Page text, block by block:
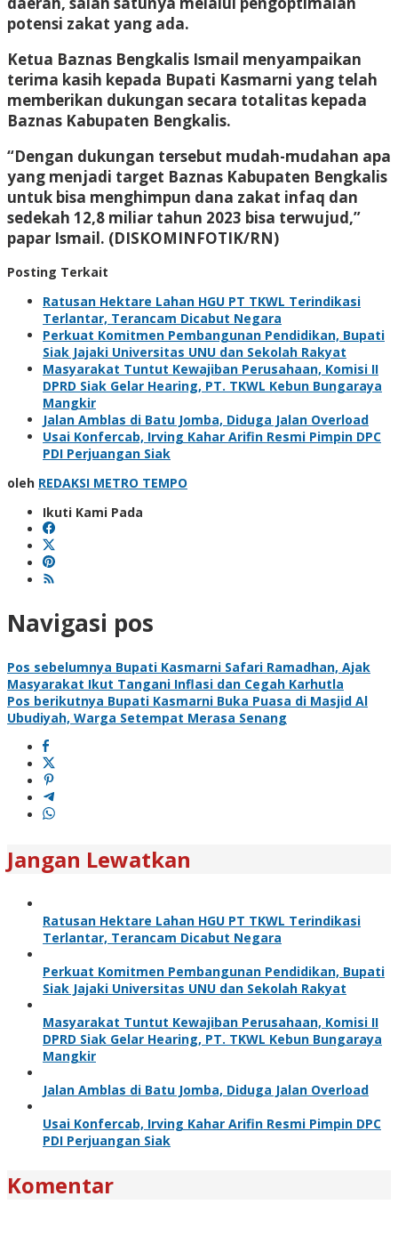
potensi zakat yang ada.
Ketua Baznas Bengkalis Ismail menyampaikan
terima kasih kepada Bupati Kasmarni yang telah
memberikan dukungan secara totalitas kepada
Baznas Kabupaten Bengkalis.
“Dengan dukungan tersebut mudah-mudahan apa
yang menjadi target Baznas Kabupaten Bengkalis
untuk bisa menghimpun dana zakat infaq dan
sedekah 12,8 miliar tahun 2023 bisa terwujud,”
papar Ismail. (DISKOMINFOTIK/RN)
Posting Terkait
Ratusan Hektare Lahan HGU PT TKWL Terindikasi
Terlantar, Terancam Dicabut Negara
Perkuat Komitmen Pembangunan Pendidikan, Bupati
Siak Jajaki Universitas UNU dan Sekolah Rakyat
Masyarakat Tuntut Kewajiban Perusahaan, Komisi II
DPRD Siak Gelar Hearing, PT. TKWL Kebun Bungaraya
Mangkir
Jalan Amblas di Batu Jomba, Diduga Jalan Overload
Usai Konfercab, Irving Kahar Arifin Resmi Pimpin DPC
PDI Perjuangan Siak
oleh REDAKSI METRO TEMPO
Ikuti Kami Pada
Navigasi pos
Pos sebelumnya Bupati Kasmarni Safari Ramadhan, Ajak
Masyarakat Ikut Tangani Inflasi dan Cegah Karhutla
Pos berikutnya Bupati Kasmarni Buka Puasa di Masjid Al
Ubudiyah, Warga Setempat Merasa Senang
Jangan Lewatkan
Ratusan Hektare Lahan HGU PT TKWL Terindikasi
Terlantar, Terancam Dicabut Negara
Perkuat Komitmen Pembangunan Pendidikan, Bupati
Siak Jajaki Universitas UNU dan Sekolah Rakyat
Masyarakat Tuntut Kewajiban Perusahaan, Komisi II
DPRD Siak Gelar Hearing, PT. TKWL Kebun Bungaraya
Mangkir
Jalan Amblas di Batu Jomba, Diduga Jalan Overload
Usai Konfercab, Irving Kahar Arifin Resmi Pimpin DPC
PDI Perjuangan Siak
Komentar